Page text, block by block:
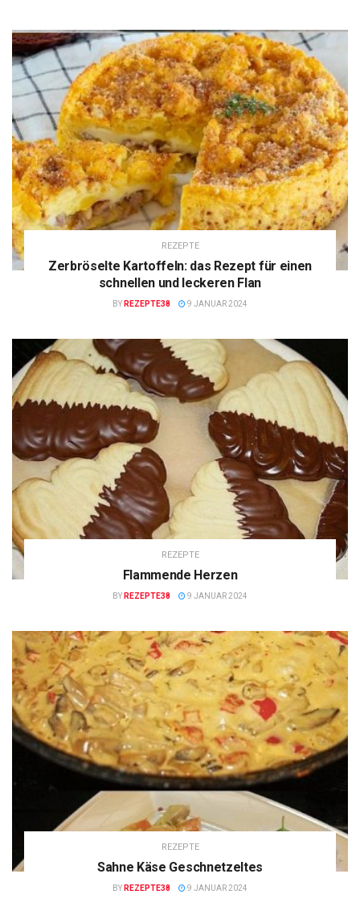
REZEPTE
Zerbröselte Kartoffeln: das Rezept für einen
schnellen und leckeren Flan
BY REZEPTE38 9 JANUAR 2024
REZEPTE
Flammende Herzen
BY REZEPTE38 9 JANUAR 2024
REZEPTE
Sahne Käse Geschnetzeltes
BY REZEPTE38 9 JANUAR 2024